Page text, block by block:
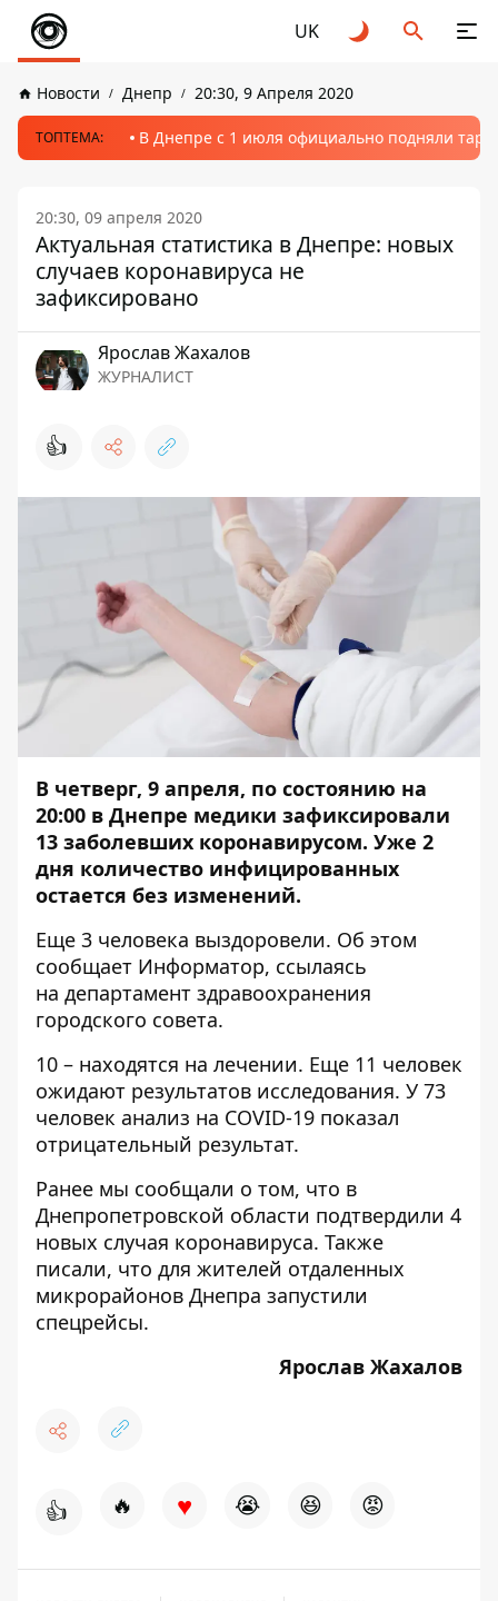
UK
Новости Днепр 20:30, 9 Апреля 2020
ТОПТЕМА: В Днепре с 1 июля официально подняли
20:30, 09 апреля 2020
Актуальная статистика в Днепре: новых
случаев коронавируса не
зафиксировано
Ярослав Жахалов
ЖУРНАЛИСТ
👍
В четверг, 9 апреля, по состоянию на
20:00 в Днепре медики зафиксировали
13 заболевших коронавирусом. Уже 2
дня количество инфицированных
остается без изменений.
Еще 3 человека выздоровели. Об этом
сообщает Информатор, ссылаясь
на департамент здравоохранения
городского совета.
10 – находятся на лечении. Еще 11 человек
ожидают результатов исследования. У 73
человек анализ на COVID-19 показал
отрицательный результат.
Ранее мы сообщали о том, что в
Днепропетровской области подтвердили 4
новых случая коронавируса. Также
писали, что для жителей отдаленных
микрорайонов Днепра запустили
спецрейсы.
Ярослав Жахалов
👍 🔥 ♥ 😭 😆 😡